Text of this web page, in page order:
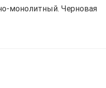
монолитный. Черновая